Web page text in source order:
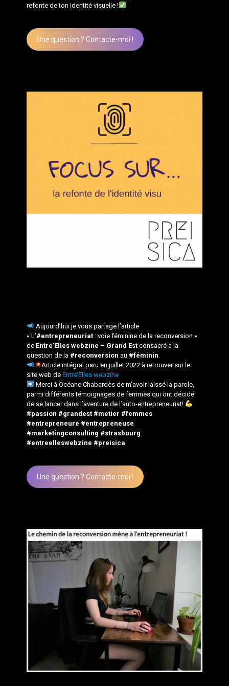
refonte de ton identité visuelle !
Une question ? Contacte-moi !
Aujourd’hui je vous partage l’article
« L’#entrepreneuriat: voie féminine de la reconversion »
de Entre’Elles webzine – Grand Estconsacré à la
question de la #reconversion au #féminin
Article intégral paru en juillet 2022 à retrouver sur le
site web de Entre’Elles webzine
Merci à Océane Chabardès de m’avoir laissé la parole,
parmi différents témoignages de femmes qui ont décidé
de se lancer dans l’aventure de l’auto-entrepreneuriat!
#passion #grandest #metier #femmes
#entrepreneure #entrepreneuse
#marketingconsulting #strasbourg
#entreelleswebzine #preisica
Une question ? Contacte-moi !